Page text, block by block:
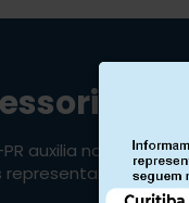
auxilia na
representantes